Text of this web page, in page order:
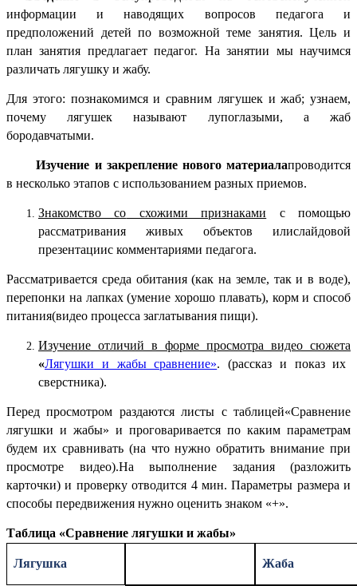
информации и наводящих вопросов педагога и
предположений детей по возможной теме занятия. Цель и
план занятия предлагает педагог. На занятии мы научимся
различать лягушку и жабу.
Для этого: познакомимся и сравним лягушек и жаб; узнаем,
почему лягушек называют лупоглазыми, а жаб
бородавчатыми.
Изучение и закрепление нового материалапроводится
в несколько этапов с использованием разных приемов.
Знакомство со схожими признаками с помощью
рассматривания живых объектов илислайдовой
презентациис комментариями педагога.
Рассматривается среда обитания (как на земле, так и в воде),
перепонки на лапках (умение хорошо плавать), корм и способ
питания(видео процесса заглатывания пищи).
Изучение отличий в форме просмотра видео сюжета
«Лягушки и жабы сравнение». (рассказ и показ их
сверстника).
Перед просмотром раздаются листы с таблицей«Сравнение
лягушки и жабы» и проговаривается по каким параметрам
будем их сравнивать (на что нужно обратить внимание при
просмотре видео).На выполнение задания (разложить
карточки) и проверку отводится 4 мин. Параметры размера и
способы передвижения нужно оценить знаком «+».
Таблица «Сравнение лягушки и жабы»
Лягушка Жаба